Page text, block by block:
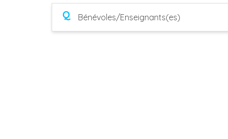
Q Bénévoles/Enseignants(es)